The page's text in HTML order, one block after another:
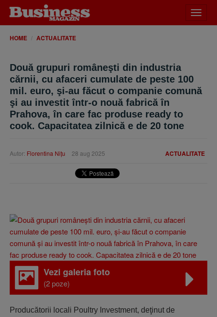
meniu
HOME ACTUALITATE
Două grupuri româneşti din industria
cărnii, cu afaceri cumulate de peste 100
mil. euro, şi-au făcut o companie comună
şi au investit într-o nouă fabrică în
Prahova, în care fac produse ready to
cook. Capacitatea zilnică e de 20 tone
ACTUALITATE
Autor: Florentina Niţu 28 aug 2025
Vezi galeria foto
(2 poze)
Producătorii locali Poultry Investment, deţinut de